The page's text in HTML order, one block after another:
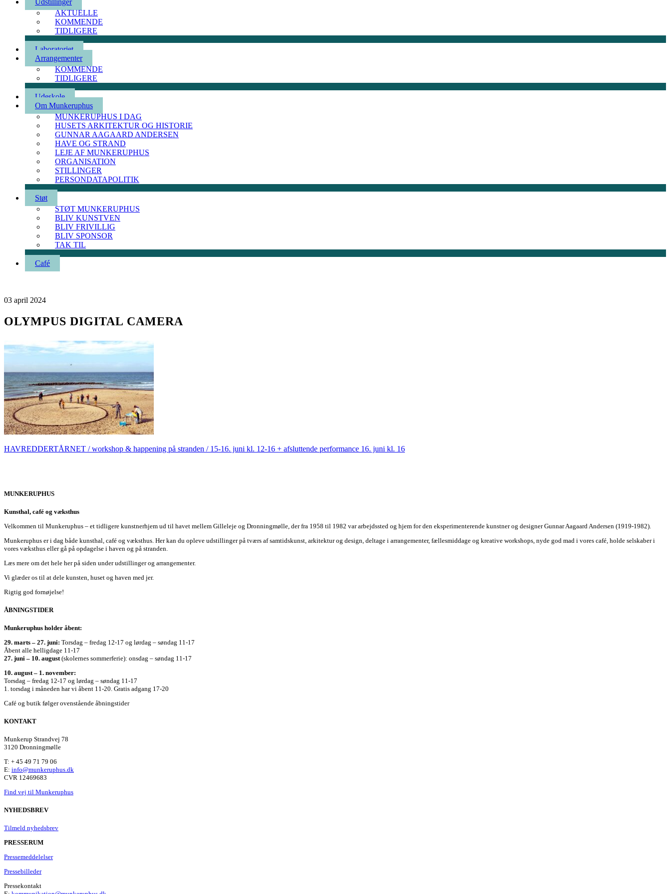
Udstillinger
AKTUELLE
KOMMENDE
TIDLIGERE
Laboratoriet
Arrangementer
KOMMENDE
TIDLIGERE
Udeskole
Om Munkeruphus
MUNKERUPHUS I DAG
HUSETS ARKITEKTUR OG HISTORIE
GUNNAR AAGAARD ANDERSEN
HAVE OG STRAND
LEJE AF MUNKERUPHUS
ORGANISATION
STILLINGER
PERSONDATAPOLITIK
Støt
STØT MUNKERUPHUS
BLIV KUNSTVEN
BLIV FRIVILLIG
BLIV SPONSOR
TAK TIL
Café
03 april 2024
OLYMPUS DIGITAL CAMERA
HAVREDDERTÅRNET / workshop & happening på stranden / 15-16. juni kl. 12-16 + afsluttende performance 16. juni kl. 16
MUNKERUPHUS
Kunsthal, café og væksthus
Velkommen til Munkeruphus – et tidligere kunstnerhjem ud til havet mellem Gilleleje og Dronningmølle, der fra 1958 til 1982 var arbejdssted og hjem for den eksperimenterende kunstner og designer Gunnar Aagaard Andersen (1919-1982).
Munkeruphus er i dag både kunsthal, café og væksthus. Her kan du opleve udstillinger på tværs af samtidskunst, arkitektur og design, deltage i arrangementer, fællesmiddage og kreative workshops, nyde god mad i vores café, holde selskaber i
vores væksthus eller gå på opdagelse i haven og på stranden.
Læs mere om det hele her på siden under udstillinger og arrangementer.
Vi glæder os til at dele kunsten, huset og haven med jer.
Rigtig god fornøjelse!
ÅBNINGSTIDER
Munkeruphus holder åbent:
29. marts – 27. juni: Torsdag – fredag 12-17 og lørdag – søndag 11-17
Åbent alle helligdage 11-17
27. juni – 10. august (skolernes sommerferie): onsdag – søndag 11-17
10. august – 1. november:
Torsdag – fredag 12-17 og lørdag – søndag 11-17
1. torsdag i måneden har vi åbent 11-20. Gratis adgang 17-20
Café og butik følger ovenstående åbningstider
KONTAKT
Munkerup Strandvej 78
3120 Dronningmølle
T: + 45 49 71 79 06
E: info@munkeruphus.dk
CVR 12469683
Find vej til Munkeruphus
NYHEDSBREV
Tilmeld nyhedsbrev
PRESSERUM
Pressemeddelelser
Pressebilleder
Pressekontakt